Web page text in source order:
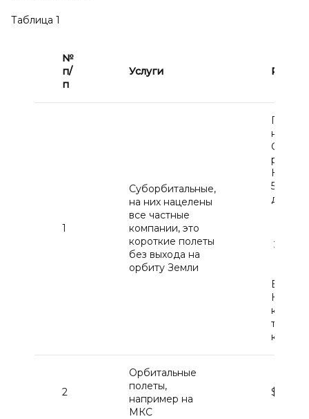
Таблица 1
№
п/
п
Услуги
1
Суборбитальные,
на них нацелены
все частные
компании, это
короткие полеты
без выхода на
орбиту Земли
рублей
5 700
до 15
В
2
Орбитальные
полеты,
например на
МКС